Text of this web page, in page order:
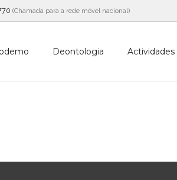
(Chamada para a rede móvel nacional)
Deontologia Actividades